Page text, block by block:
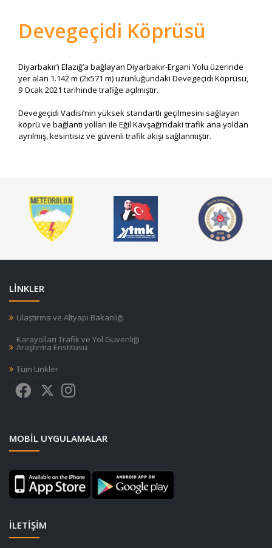
Devegeçidi Köprüsü
Diyarbakır’ı Elazığ’a bağlayan Diyarbakır-Ergani Yolu üzerinde
yer alan 1.142 m (2x571 m) uzunluğundaki Devegeçidi Köprüsü,
9 Ocak 2021 tarihinde trafiğe açılmıştır.
Devegeçidi Vadisi’nin yüksek standartlı geçilmesini sağlayan
köprü ve bağlantı yolları ile Eğil Kavşağı’ndaki trafik ana yoldan
ayrılmış, kesintisiz ve güvenli trafik akışı sağlanmıştır.
LİNKLER
Ulaştırma ve Altyapı Bakanlığı
Karayolları Trafik ve Yol Güvenliği
Araştırma Enstitüsü
Tüm Linkler
MOBIL UYGULAMALAR
İLETİŞİM